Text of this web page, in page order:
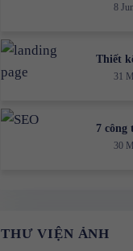
hiệu
8
Thiết
Hiệu
31
7 công
giúp
30
THƯ VIỆN ẢNH